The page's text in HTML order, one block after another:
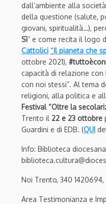
dall’ambiente alla
della questione (salute,
giovani, spiritualità…),
Sì” e come recita il logo
Cattolici “Il pianeta che
ottobre 2021),
capacità di relazione
con noi stessi”. Al tema
religioni, alla politica e
Festival “Oltre la
Trento il 22 e 23 ottobre
Guardini e di EDB. (QUI
Info: Biblioteca
Noi Trento, 340
Area Testimonianza e